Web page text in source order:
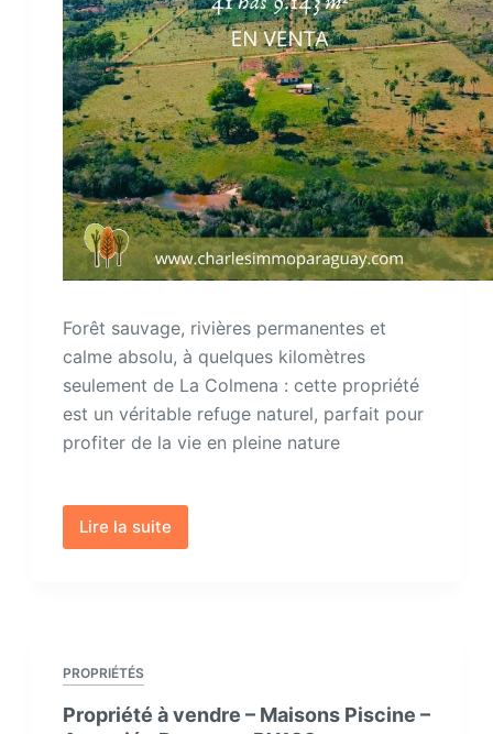
Forêt sauvage, rivières permanentes et
calme absolu, à quelques kilomètres
seulement de La Colmena : cette propriété
est un véritable refuge naturel, parfait pour
profiter de la vie en pleine nature
Lire la suite
Propriété
à
–
PROPRIÉTÉS
Propriété à vendre – Maisons Piscine –